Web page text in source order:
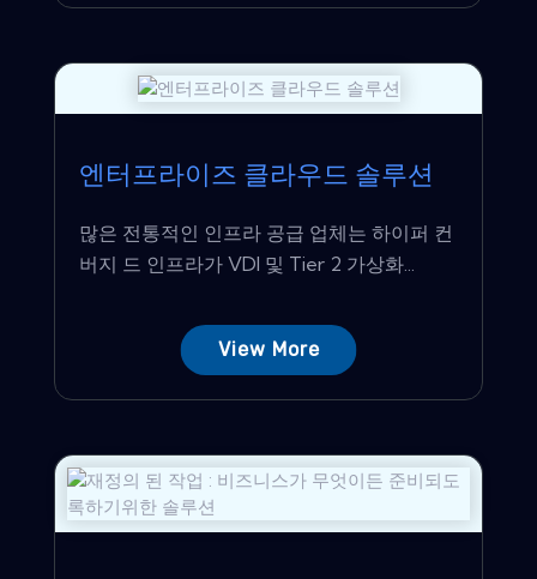
엔터프라이즈 클라우드 솔루션
많은 전통적인 인프라 공급 업체는 하이퍼 컨
버지 드 인프라가 VDI 및 Tier 2 가상화...
View More